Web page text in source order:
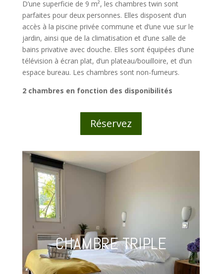
D’une superficie de 9 m², les chambres twin sont
parfaites pour deux personnes. Elles disposent d’un
accès à la piscine privée commune et d’une vue sur le
jardin, ainsi que de la climatisation et d’une salle de
bains privative avec douche. Elles sont équipées d’une
télévision à écran plat, d’un plateau/bouilloire, et d’un
espace bureau. Les chambres sont non-fumeurs.
2 chambres en fonction des disponibilités
Réservez
CHAMBRE TRIPLE